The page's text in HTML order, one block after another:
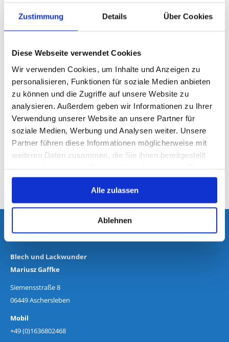
Zustimmung Details Über Cookies
Diese Webseite verwendet Cookies
Wir verwenden Cookies, um Inhalte und Anzeigen zu
personalisieren, Funktionen für soziale Medien anbieten
zu können und die Zugriffe auf unsere Website zu
analysieren. Außerdem geben wir Informationen zu Ihrer
Verwendung unserer Website an unsere Partner für
soziale Medien, Werbung und Analysen weiter. Unsere
Partner führen diese Informationen möglicherweise mit
weiteren Daten zusammen, die Sie ihnen bereitgestellt
gesammelt haben.
Alle zulassen
Ablehnen
Zufriedene Kunden
man„Super Service und sympathischer Typ. Ist sehr zu
empfehlen und beim nächsten Schaden garantiert wieder
mein erster Anlaufpunkt! „
Super Service!
Kontakt
Blech und Lackwunder
Mariusz Gaffke
Siemensstraße 8
06449 Aschersleben
Mobil
+49 (0)1636802468